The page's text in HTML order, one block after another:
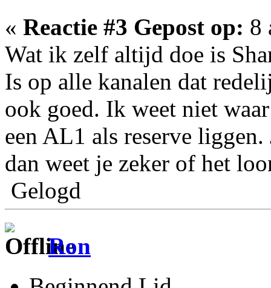
« Reactie #3 Gepost op: 8
Wat ik zelf altijd doe is
Is op alle kanalen dat
ook goed. Ik weet niet
een AL1 als reserve
dan weet je zeker of het
Gelogd
Ron